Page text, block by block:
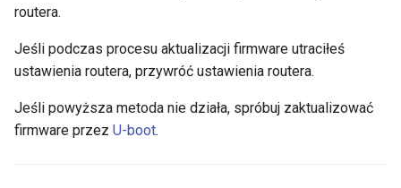
GL-MV1000 (Brume)
routera.
Jeśli podczas procesu aktualizacji firmware utraciłeś
ustawienia routera, przywróć ustawienia routera.
Jeśli powyższa metoda nie działa, spróbuj zaktualizować
firmware przez U-boot.